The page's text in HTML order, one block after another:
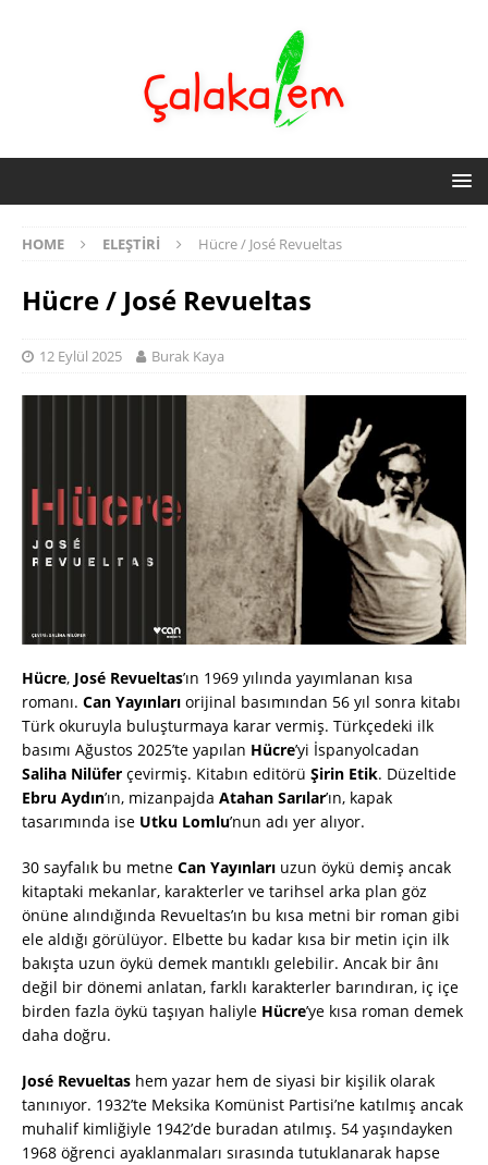
HOME ELEŞTIRI Hücre / José Revueltas
Hücre / José Revueltas
12 Eylül 2025 Burak Kaya
Hücre, José Revueltas’ın 1969 yılında yayımlanan kısa
romanı. Can Yayınları orijinal basımından 56 yıl sonra kitabı
Türk okuruyla buluşturmaya karar vermiş. Türkçedeki ilk
basımı Ağustos 2025’te yapılan Hücre’yi İspanyolcadan
Saliha Nilüfer çevirmiş. Kitabın editörü Şirin Etik. Düzeltide
Ebru Aydın’ın, mizanpajda Atahan Sarılar’ın, kapak
tasarımında ise Utku Lomlu’nun adı yer alıyor.
30 sayfalık bu metne Can Yayınları uzun öykü demiş ancak
kitaptaki mekanlar, karakterler ve tarihsel arka plan göz
önüne alındığında Revueltas’ın bu kısa metni bir roman gibi
ele aldığı görülüyor. Elbette bu kadar kısa bir metin için ilk
bakışta uzun öykü demek mantıklı gelebilir. Ancak bir ânı
değil bir dönemi anlatan, farklı karakterler barındıran, iç içe
birden fazla öykü taşıyan haliyle Hücre’ye kısa roman demek
daha doğru.
José Revueltas hem yazar hem de siyasi bir kişilik olarak
tanınıyor. 1932’te Meksika Komünist Partisi’ne katılmış ancak
muhalif kimliğiyle 1942’de buradan atılmış. 54 yaşındayken
1968 öğrenci ayaklanmaları sırasında tutuklanarak hapse